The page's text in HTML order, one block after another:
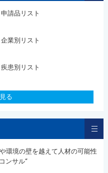
請品リスト
業別リスト
患別リスト
る
環境の壁を越えて人材の可能性
ンサル“